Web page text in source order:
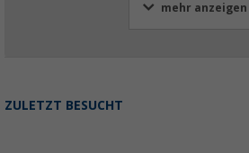
mehr anzeigen
ZULETZT BESUCHT